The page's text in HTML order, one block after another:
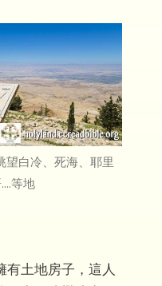
望白冷、死海、耶里
等地
有土地房子，這人